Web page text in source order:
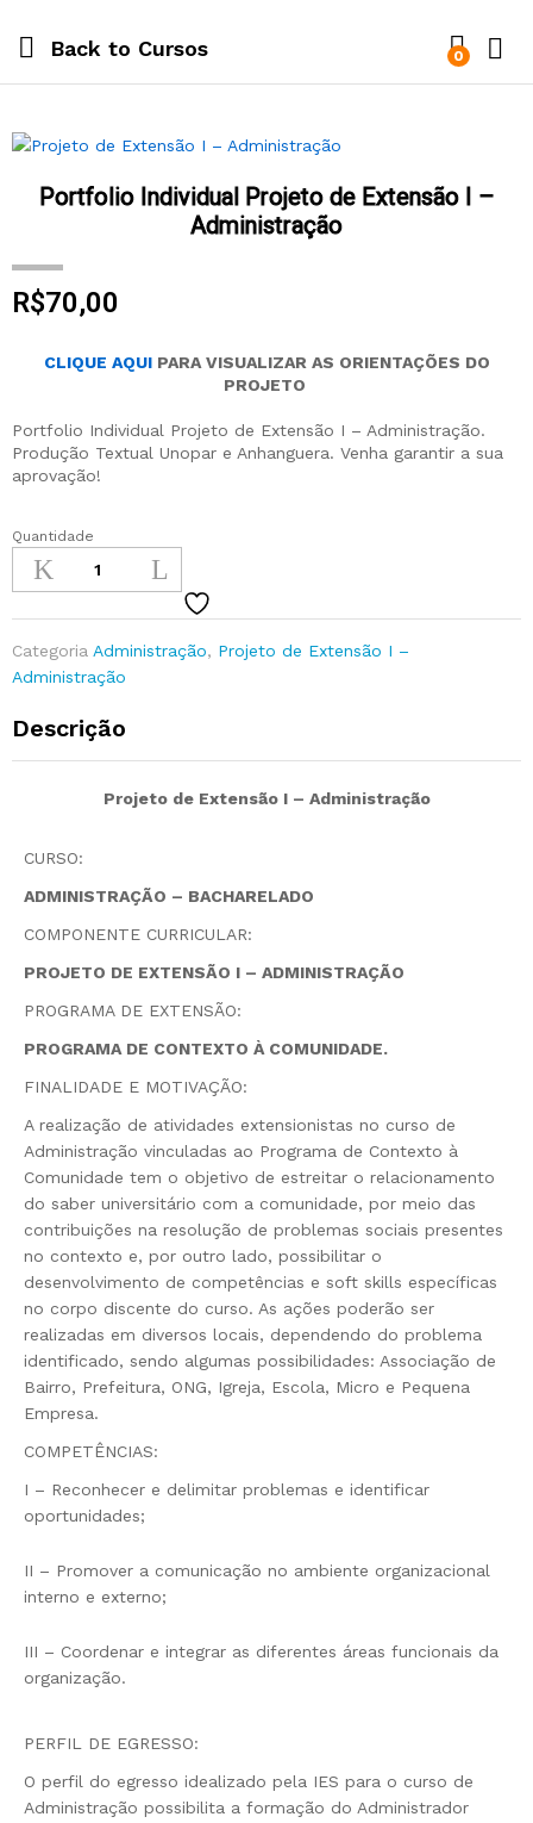
Back to Cursos 0
Portfolio Individual Projeto de Extensão I –
Administração
R$70,00
CLIQUE AQUIPARA VISUALIZAR AS ORIENTAÇÕES DO
PROJETO
Portfolio Individual Projeto de Extensão I – Administração.
Produção Textual Unopar e Anhanguera. Venha garantir a sua
aprovação!
Quantidade
Categoria Administração, Projeto de Extensão I –
Administração
Descrição
Projeto de Extensão I – Administração
CURSO:
ADMINISTRAÇÃO – BACHARELADO
COMPONENTE CURRICULAR:
PROJETO DE EXTENSÃO I – ADMINISTRAÇÃO
PROGRAMA DE EXTENSÃO:
PROGRAMA DE CONTEXTO À COMUNIDADE.
FINALIDADE E MOTIVAÇÃO:
A realização de atividades extensionistas no curso de
Administração vinculadas ao Programa de Contexto à
Comunidade tem o objetivo de estreitar o relacionamento
do saber universitário com a comunidade, por meio das
contribuições na resolução de problemas sociais presentes
no contexto e, por outro lado, possibilitar o
desenvolvimento de competências e soft skills específicas
no corpo discente do curso. As ações poderão ser
realizadas em diversos locais, dependendo do problema
identificado, sendo algumas possibilidades: Associação de
Bairro, Prefeitura, ONG, Igreja, Escola, Micro e Pequena
Empresa.
COMPETÊNCIAS:
I – Reconhecer e delimitar problemas e identificar
oportunidades;
II – Promover a comunicação no ambiente organizacional
interno e externo;
III – Coordenar e integrar as diferentes áreas funcionais da
organização.
PERFIL DE EGRESSO:
O perfil do egresso idealizado pela IES para o curso de
Administração possibilita a formação do Administrador